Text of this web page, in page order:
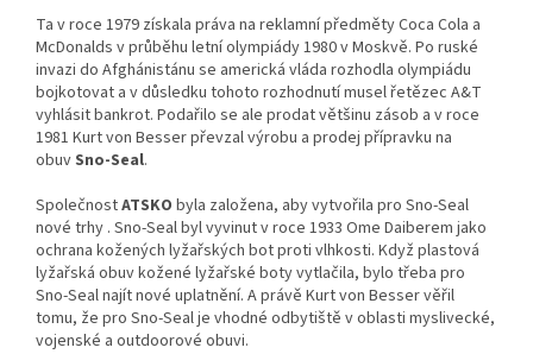
Ta v roce 1979 získala práva na reklamní předměty Coca Cola a
McDonalds v průběhu letní olympiády 1980 v Moskvě. Po ruské
invazi do Afghánistánu se americká vláda rozhodla olympiádu
bojkotovat a v důsledku tohoto rozhodnutí musel řetězec A&T
vyhlásit bankrot. Podařilo se ale prodat většinu zásob a v roce
1981 Kurt von Besser převzal výrobu a prodej přípravku na
obuvSno-Seal.
SpolečnostATSKO byla založena, aby vytvořila pro Sno-Seal
nové trhy . Sno-Seal byl vyvinut v roce 1933 Ome Daiberem jako
ochrana kožených lyžařských bot proti vlhkosti. Když plastová
lyžařská obuv kožené lyžařské boty vytlačila, bylo třeba pro
Sno-Seal najít nové uplatnění. A právě Kurt von Besser věřil
tomu, že pro Sno-Seal je vhodné odbytiště v oblasti myslivecké,
vojenské a outdoorové obuvi.